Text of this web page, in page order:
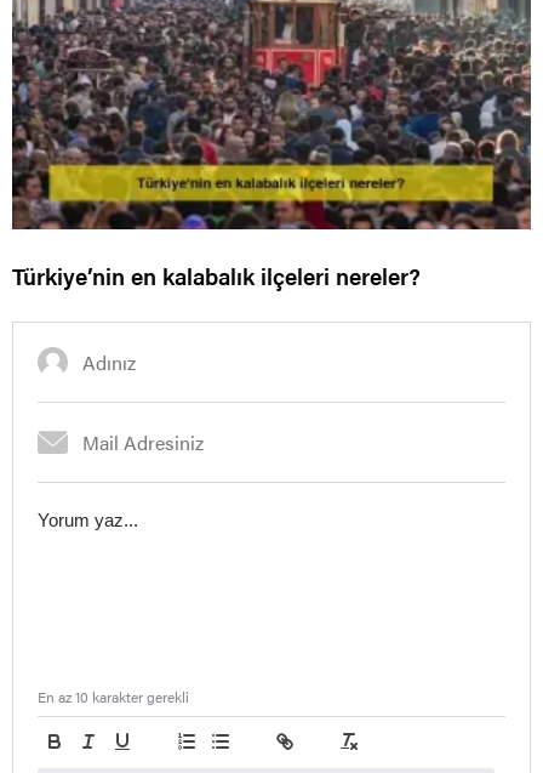
Türkiye’nin en kalabalık ilçeleri nereler?
En az 10 karakter gerekli